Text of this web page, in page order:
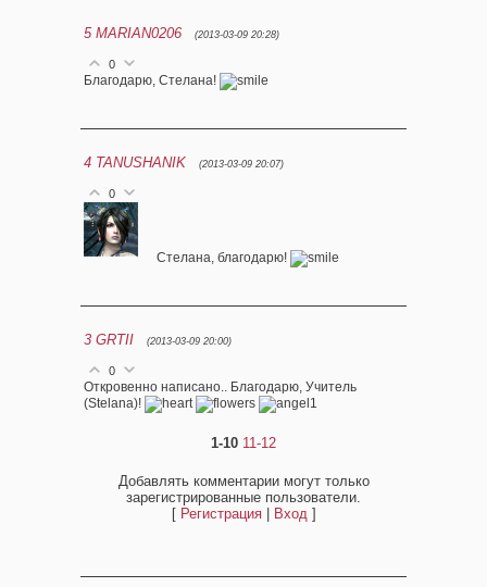
5 MARIAN0206 (2013-03-09 20:28)
0
Благодарю, Стелана!
4 TANUSHANIK (2013-03-09 20:07)
0
Стелана, благодарю!
3 GRTII (2013-03-09 20:00)
0
Откровенно написано.. Благодарю, Учитель
(Stelana)!
1-10 11-12
Добавлять комментарии могут только
зарегистрированные пользователи.
[ Регистрация| Вход]